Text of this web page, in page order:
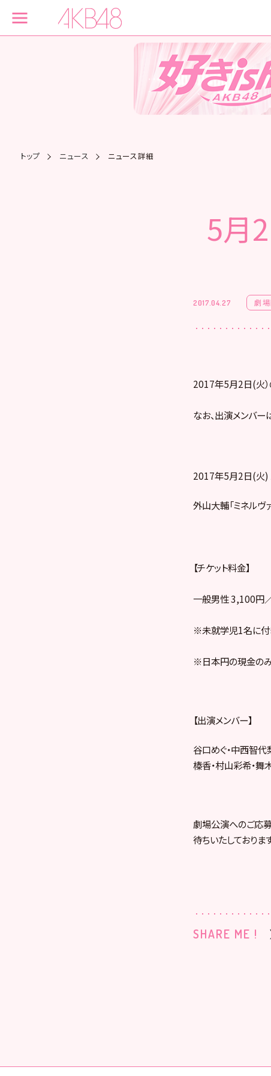
トップ ニュース ニュース詳細
5月
2017.04.27 劇
2017年5月2日(火）
なお、出演メンバー
2017年5月2日(火)
外山大輔「ミネルヴ
【チケット料金】
一般男性 3,100円
※未就学児1名に付
※日本円の現金のみ
【出演メンバー】
谷口めぐ・中西智代
榛香・村山彩希・舞
劇場公演へのご応
待ちいたしておりま
SHARE ME !